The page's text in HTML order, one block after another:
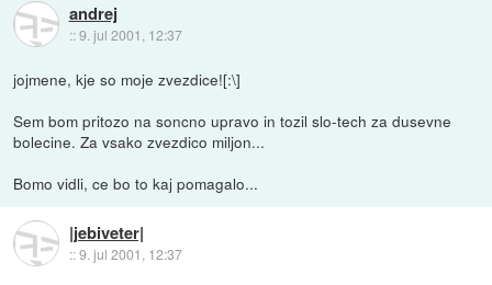
andrej
::9. jul 2001, 12:37
jojmene, kje so moje zvezdice![:\]
Sem bom pritozo na soncno upravo in tozil slo-tech za dusevne
bolecine. Za vsako zvezdico miljon...
Bomo vidli, ce bo to kaj pomagalo...
|jebiveter|
::9. jul 2001, 12:37